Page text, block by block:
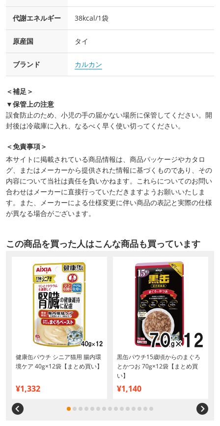
代謝エネルギー 38kcal/1袋
原産国 タイ
ブランド カルカン
＜補足＞
▼保管上の注意
誤食防止のため、小児の手の届かない場所に保管してください。開
封後は冷蔵庫に入れ、なるべく早く使い切ってください。
＜免責事項＞
本サイトに掲載されている商品情報は、商品パッケージやカタロ
グ、またはメーカーから提供された情報に基づくものであり、その
内容について当社は責任を負いかねます。これらについてのお問い
合わせはメーカーに直接行っていただきますようお願いいたしま
す。また、メーカーによる仕様変更に伴い商品の表記と実際の仕様
が異なる場合がございます。
この商品を買った人はこんな商品も買っています
健康缶パウチ シニア猫用 腸内環
境ケア 40g×12袋【まとめ買い】
¥1,332
黒缶パウチ15歳頃からのまぐろ
とかつお 70g×12袋【まとめ買
い】
¥1,140